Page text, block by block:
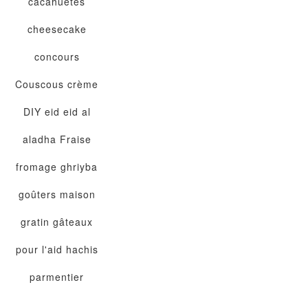
cheesecake
concours
Couscous crème
DIY eid eid al
aladha Fraise
fromage ghriyba
goûters maison
gratin gâteaux
pour l'aid hachis
parmentier